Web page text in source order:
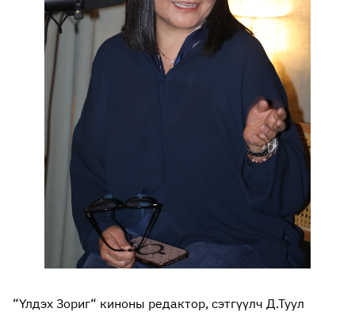
“Үлдэх Зориг“ киноны редактор, сэтгүүлч Д.Туул